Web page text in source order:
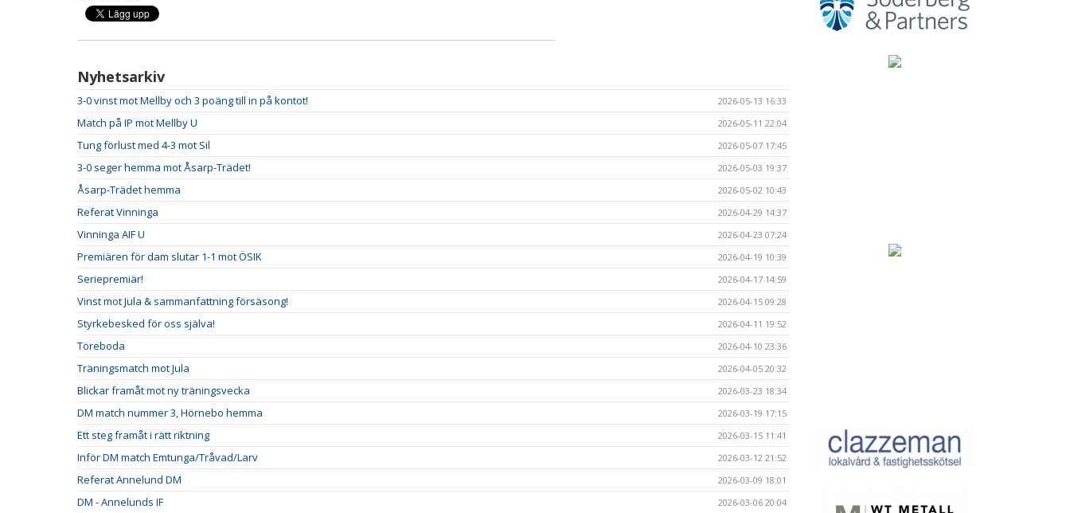
Nyhetsarkiv
3-0 vinst mot Mellby och 3 poäng till in på kontot! 2026-05-13 16:33
Match på IP mot Mellby U 2026-05-11 22:04
Tung förlust med 4-3 mot Sil 2026-05-07 17:45
3-0 seger hemma mot Åsarp-Trädet! 2026-05-03 19:37
Åsarp-Trädet hemma 2026-05-02 10:43
Referat Vinninga 2026-04-29 14:37
Vinninga AIF U 2026-04-23 07:24
Premiären för dam slutar 1-1 mot ÖSIK 2026-04-19 10:39
Seriepremiär! 2026-04-17 14:59
Vinst mot Jula & sammanfattning försäsong! 2026-04-15 09:28
Styrkebesked för oss själva! 2026-04-11 19:52
Töreboda 2026-04-10 23:36
Träningsmatch mot Jula 2026-04-05 20:32
Blickar framåt mot ny träningsvecka 2026-03-23 18:34
DM match nummer 3, Hörnebo hemma 2026-03-19 17:15
Ett steg framåt i rätt riktning 2026-03-15 11:41
Inför DM match Emtunga/Tråvad/Larv 2026-03-12 21:52
Referat Annelund DM 2026-03-09 18:01
DM - Annelunds IF 2026-03-06 20:04